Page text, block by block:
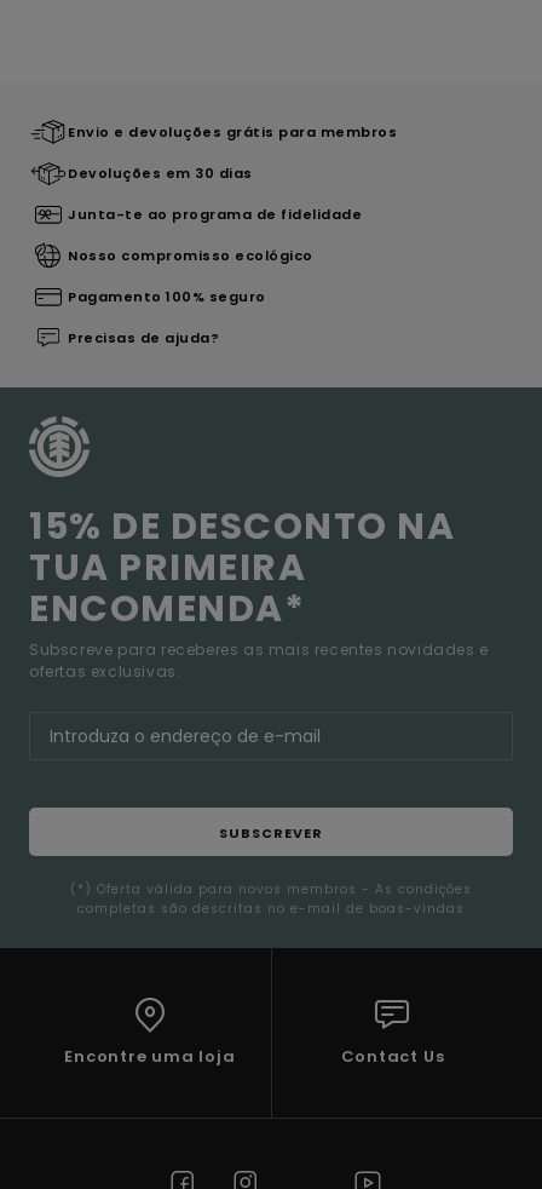
Envio e devoluções grátis para membros
Devoluções em 30 dias
Junta-te ao programa de fidelidade
Nosso compromisso ecológico
Pagamento 100% seguro
Precisas de ajuda?
15% DE DESCONTO NA
TUA PRIMEIRA
ENCOMENDA*
Subscreve para receberes as mais recentes novidades e
ofertas exclusivas.
SUBSCREVER
(*) Oferta válida para novos membros - As condições
completas são descritas no e-mail de boas-vindas
Encontre uma loja Contact Us